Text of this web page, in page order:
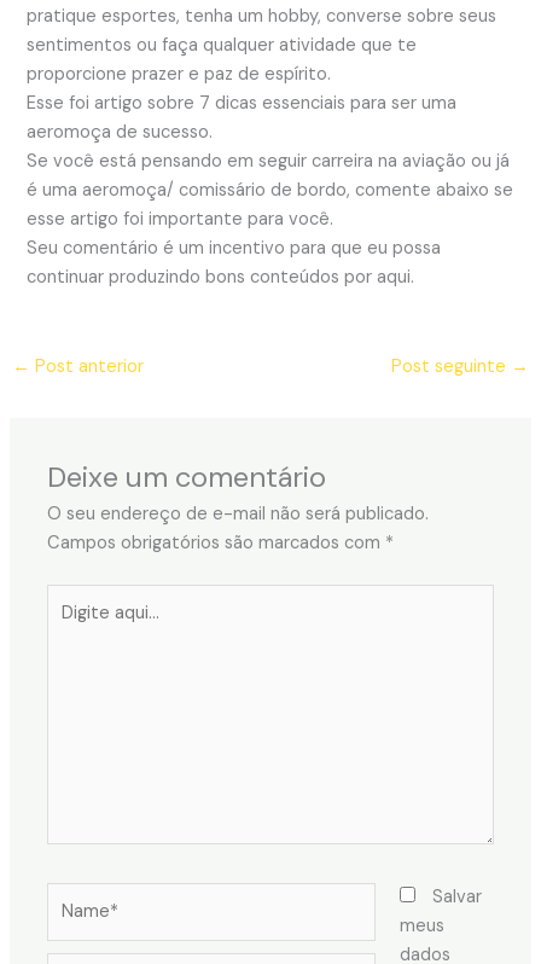
pratique esportes, tenha um hobby, converse sobre seus
sentimentos ou faça qualquer atividade que te
proporcione prazer e paz de espírito.
Esse foi artigo sobre 7 dicas essenciais para ser uma
aeromoça de sucesso.
Se você está pensando em seguir carreira na aviação ou já
é uma aeromoça/ comissário de bordo, comente abaixo se
esse artigo foi importante para você.
Seu comentário é um incentivo para que eu possa
continuar produzindo bons conteúdos por aqui.
← Post anterior Post seguinte →
Deixe um comentário
O seu endereço de e-mail não será publicado.
Campos obrigatórios são marcados com *
aqui...
Salvar
meus
dados